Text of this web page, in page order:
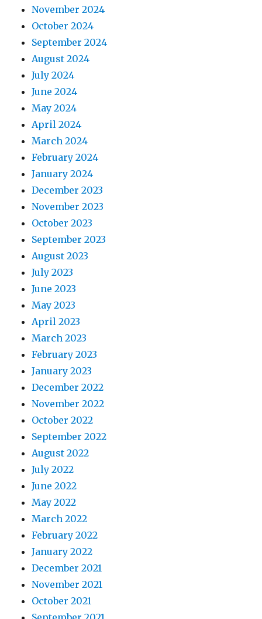
November 2024
October 2024
September 2024
August 2024
July 2024
June 2024
May 2024
April 2024
March 2024
February 2024
January 2024
December 2023
November 2023
October 2023
September 2023
August 2023
July 2023
June 2023
May 2023
April 2023
March 2023
February 2023
January 2023
December 2022
November 2022
October 2022
September 2022
August 2022
July 2022
June 2022
May 2022
March 2022
February 2022
January 2022
December 2021
November 2021
October 2021